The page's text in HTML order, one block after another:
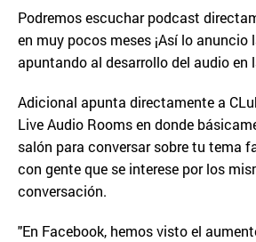
Podremos escuchar podcast
en muy pocos meses ¡Así lo anuncio
apuntando al desarrollo del audio en
Adicional apunta directamente a
Live Audio Rooms en donde
salón para conversar sobre tu tema
con gente que se interese por los
conversación.
"En Facebook, hemos visto el